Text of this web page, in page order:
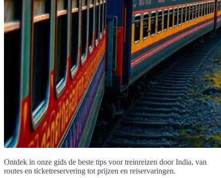
Ontdek in onze gids de beste tips voor treinreizen door India, van
routes en ticketreservering tot prijzen en reiservaringen.